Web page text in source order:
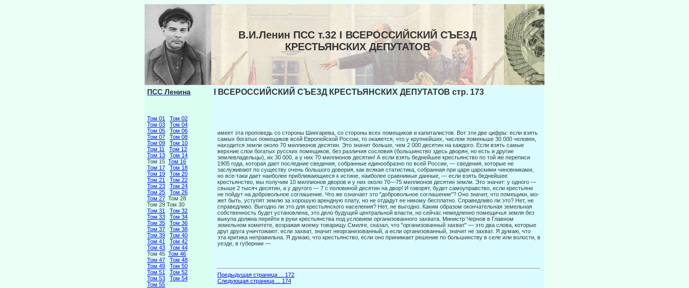
В.И.Ленин ПСС т.32 I ВСЕРОССИЙСКИЙ СЪЕЗД
КРЕСТЬЯНСКИХ ДЕПУТАТОВ
ПСС Ленина
Том 01
Том 02
Том 03
Том 04
Том 05
Том 06
Том 07
Том 08
Том 09
Том 10
Том 11
Том 12
Том 13
Том 14
Том 15 Том 16
Том 17
Том 18
Том 19
Том 20
Том 21
Том 22
Том 23
Том 24
Том 25
Том 26
Том 27 Том 28
Том 29 Том 30
Том 31
Том 32
Том 33
Том 34
Том 35
Том 36
Том 37
Том 38
Том 39
Том 40
Том 41
Том 42
Том 43
Том 44
Том 45 Том 46
Том 47
Том 48
Том 49
Том 50
Том 51
Том 52
Том 53
Том 54
Том 55
I ВСЕРОССИЙСКИЙ СЪЕЗД КРЕСТЬЯНСКИХ ДЕПУТАТОВ стр. 173
имеет эта проповедь со стороны Шингарева, со стороны всех помещиков и капитали­стов. Вот эти две цифры: если взять
самых богатых помещиков всей Европейской Рос­сии, то окажется, что у крупнейших, числом поменьше 30 000 человек,
находится земли около 70 миллионов десятин. Это значит больше, чем 2 000 десятин на каждого. Если взять самые
верхние слои богатых русских помещиков, без различия сословия (боль­шинство здесь дворян, но есть и другие
землевладельцы), их 30 000, а у них 70 миллио­нов десятин! А если взять беднейшее крестьянство по той же переписи
1905 года, кото­рая дает последние сведения, собранные единообразно по всей России, — сведения, ко­торые не
заслуживают по существу очень большого доверия, как всякая статистика, со­бранная при царе царскими чиновниками,
но все-таки дает наиболее приближающиеся к истине, наиболее сравнимые данные, — если взять беднейшее
крестьянство, мы по­лучим 10 миллионов дворов и у них около 70—75 миллионов десятин земли. Это зна­чит: у одного —
свыше 2 тысяч десятин, а у другого — 7 с половиной десятин на двор! И говорят, будет самоуправство, если крестьяне
не пойдут на добровольное соглаше­ние. Что же означает это "добровольное соглашение"? Оно значит, что помещики, мо­
жет быть, уступят землю за хорошую арендную плату, но не отдадут ее никому бес­платно. Справедливо ли это? Нет, не
справедливо. Выгодно ли это для крестьянского населения? Нет, не выгодно. Каким образом окончательная земельная
собственность будет установлена, это дело будущей центральной власти, но сейчас немедленно поме­щичья земля без
выкупа должна перейти в руки крестьянства под условием организо­ванного захвата. Министр Чернов в Главном
земельном комитете, возражая моему то­варищу Смилге, сказал, что "организованный захват" — это два слова, которые
друг друга уничтожают: если захват, значит неорганизованный, а если организованный, зна­чит не захват. Я думаю, что
эта критика неправильна. Я думаю, что крестьянство, если оно принимает решение по большинству в селе или волости, в
уезде, в губернии —
Предыдущая страница ... 172
Следующая страница ... 174